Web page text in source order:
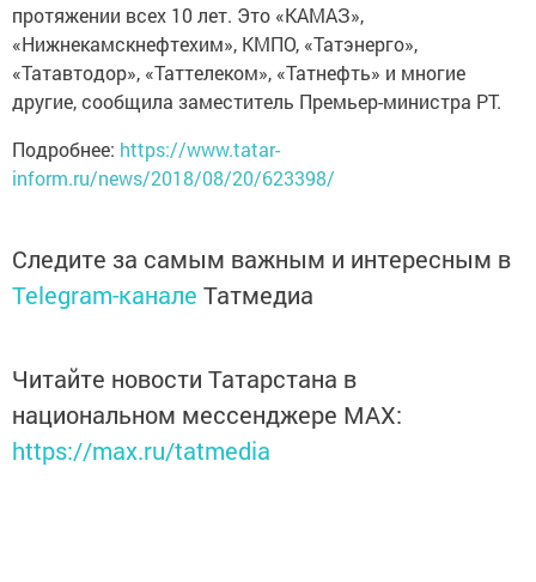
протяжении всех 10 лет. Это «КАМАЗ»,
«Нижнекамскнефтехим», КМПО, «Татэнерго»,
«Татавтодор», «Таттелеком», «Татнефть» и многие
другие, сообщила заместитель Премьер-министра РТ.
Подробнее: https://www.tatar-
inform.ru/news/2018/08/20/623398/
Следите за самым важным и интересным в
Telegram-канале Татмедиа
Читайте новости Татарстана в
национальном мессенджере MАХ:
https://max.ru/tatmedia